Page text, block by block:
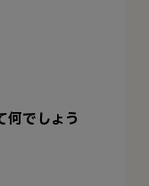
何でしょう